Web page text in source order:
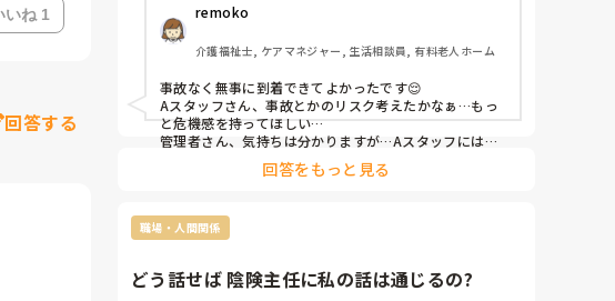
いいね 1
回答する
別のスタッフから「フロントタイヤパンクしてる
よ！！気が付かなかったの？」
Aスタッフ「そうなんですよ。◯◯さん宅に向かって
いる時におかしいなと思いました。デイに到着してか
ら言おうと思っていたので連絡しませんでした」
管理者は「はぁ？パンクした時点で車を停めてデイに
力がずれてる💢安全第一だから💢」と怒り心頭。
Aスタッフ「まぁまぁまぁちょっと落ち着いてくださ
い」って管理者をなだめていました。車両トラブル・
remoko
介護福祉士, ケアマネジャー, 生活相談員, 有料老人ホーム
事故なく無事に到着できてよかったです😌
Aスタッフさん、事故とかのリスク考えたかなぁ…もっ
と危機感を持ってほしい…
管理者さん、気持ちは分かりますが…Aスタッフには感
情論は伝わらないのかも。Aスタッフにも伝わる良い方
法が見つかると良いですね…
って思いました。
私がデイで送迎デビューする時は何度か管理者達に同乗
って言うより、まずは報連相ですね💦
回答をもっと見る
職場・人間関係
どう話せば 陰険主任に私の話は通じるの?